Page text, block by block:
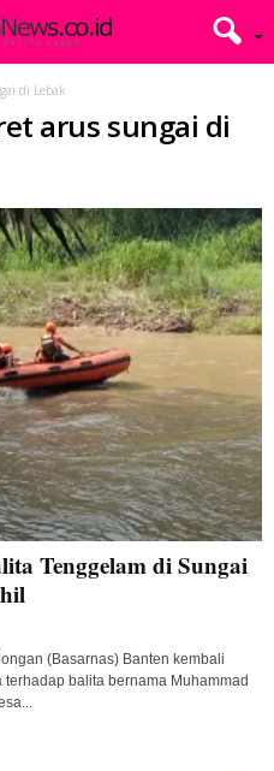
di Lebak
arus sungai di
Tenggelam di Sungai
(Basarnas) Banten kembali
balita bernama Muhammad